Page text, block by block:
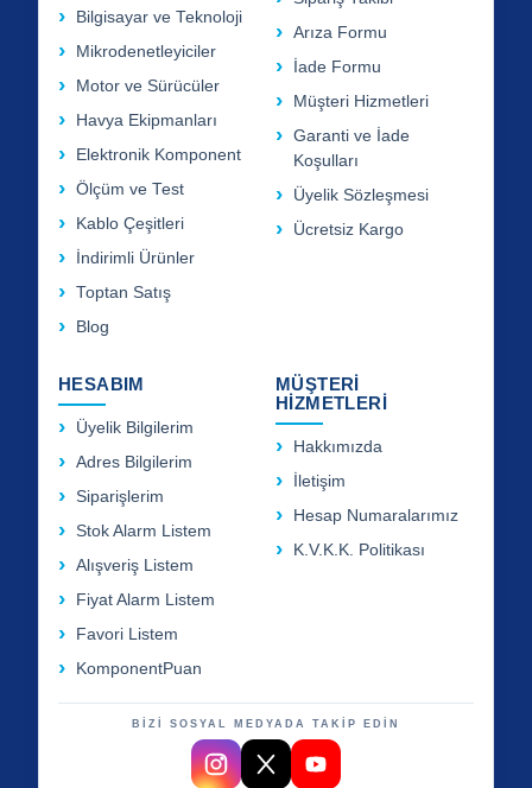
Bilgisayar ve Teknoloji
Mikrodenetleyiciler
Motor ve Sürücüler
Havya Ekipmanları
Elektronik Komponent
Ölçüm ve Test
Kablo Çeşitleri
İndirimli Ürünler
Toptan Satış
Blog
Arıza Formu
İade Formu
Müşteri Hizmetleri
Garanti ve İade
Koşulları
Üyelik Sözleşmesi
Ücretsiz Kargo
HESABIM
Üyelik Bilgilerim
Adres Bilgilerim
Siparişlerim
Stok Alarm Listem
Alışveriş Listem
Fiyat Alarm Listem
Favori Listem
KomponentPuan
MÜŞTERİ
HİZMETLERİ
Hakkımızda
İletişim
Hesap Numaralarımız
K.V.K.K. Politikası
BİZİ SOSYAL MEDYADA TAKİP EDİN